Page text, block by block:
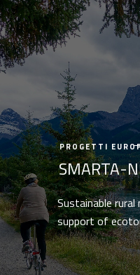
Sustainable
support of
SMARTA-
PROGETTI